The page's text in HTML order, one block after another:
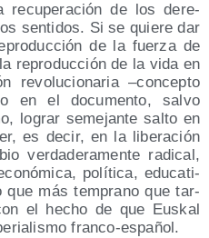
recu­pe­ra­ción de los dere­
sen­ti­dos. Si se quie­re dar
de la fuer­za de
repro­duc­ción de la vida en
revo­lu­cio­na­ria –con­cep­to
en el docu­men­to, sal­vo
lograr seme­jan­te sal­to en
es decir, en la libe­ra­ción
ver­da­de­ra­men­te radi­cal,
polí­ti­ca, edu­ca­ti­
más tem­prano que tar­
el hecho de que Eus­kal
franco-español.